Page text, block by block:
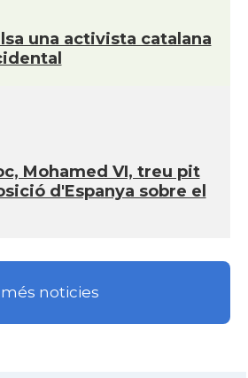
una activista catalana
Mohamed VI, treu pit
d'Espanya sobre el
més noticies